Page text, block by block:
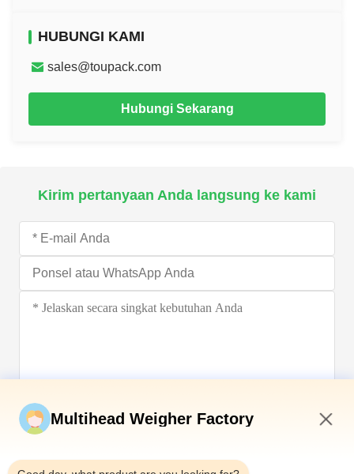
HUBUNGI KAMI
sales@toupack.com
Hubungi Sekarang
Kirim pertanyaan Anda langsung ke kami
Multihead Weigher Factory